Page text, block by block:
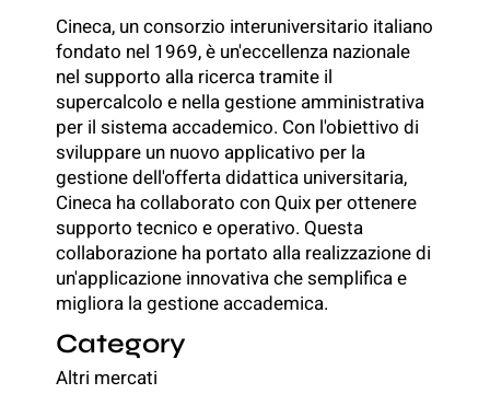
Cineca, un consorzio interuniversitario italiano
fondato nel 1969, è un'eccellenza nazionale
nel supporto alla ricerca tramite il
supercalcolo e nella gestione amministrativa
per il sistema accademico. Con l'obiettivo di
sviluppare un nuovo applicativo per la
gestione dell'offerta didattica universitaria,
Cineca ha collaborato con Quix per ottenere
supporto tecnico e operativo. Questa
collaborazione ha portato alla realizzazione di
un'applicazione innovativa che semplifica e
migliora la gestione accademica.
Category
Altri mercati